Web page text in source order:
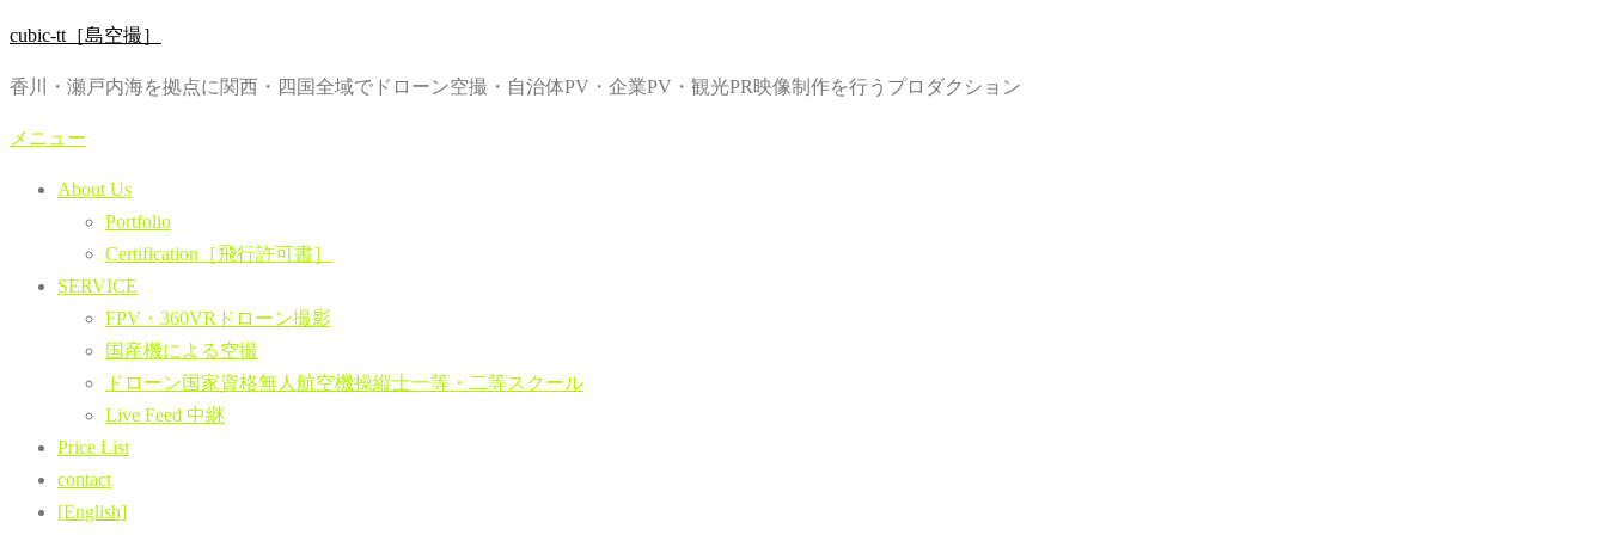
コ
テ
ン
cubic-tt［島空撮］
香川・瀬戸内海を拠点に関西・四国全域でドローン空撮・自治体PV・企業PV・観光PR映像制作を行うプロダクション
メニュー
About Us
Portfolio
Certification［飛行許可書］
SERVICE
FPV・360VRドローン撮影
国産機による空撮
ドローン国家資格無人航空機操縦士一等・二等スクール
Live Feed 中継
Price List
contact
[English]